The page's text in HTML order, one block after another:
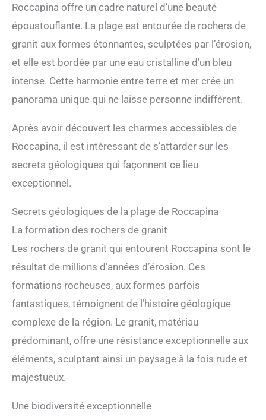
Roccapina offre un cadre naturel d’une beauté
époustouflante. La plage est entourée de rochers de
granit aux formes étonnantes, sculptées par l’érosion,
et elle est bordée par une eau cristalline d’un bleu
intense. Cette harmonie entre terre et mer crée un
panorama unique qui ne laisse personne indifférent.
Après avoir découvert les charmes accessibles de
Roccapina, il est intéressant de s’attarder sur les
secrets géologiques qui façonnent ce lieu
exceptionnel.
Secrets géologiques de la plage de Roccapina
La formation des rochers de granit
Les rochers de granit qui entourent Roccapina sont le
résultat de millions d’années d’érosion. Ces
formations rocheuses, aux formes parfois
fantastiques, témoignent de l’histoire géologique
complexe de la région. Le granit, matériau
prédominant, offre une résistance exceptionnelle aux
éléments, sculptant ainsi un paysage à la fois rude et
majestueux.
Une biodiversité exceptionnelle